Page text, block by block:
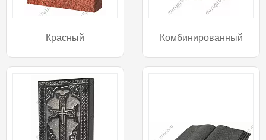
Красный Комбинированный